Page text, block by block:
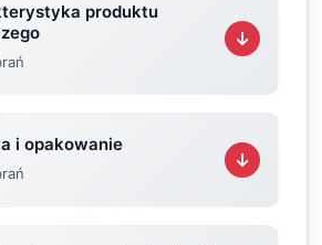
produktu
i opakowanie